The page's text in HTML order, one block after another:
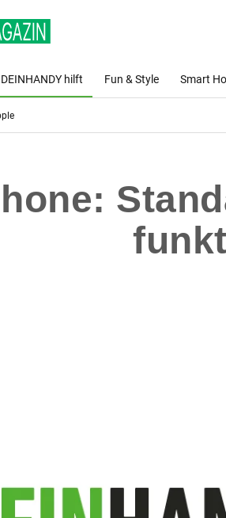
DEINHANDY hilft Fun & Style Smart